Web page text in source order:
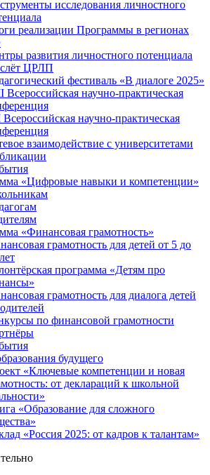
исследования личностного
реализации Программы в регионах
развития личностного потенциала
ЦРЛП
фестиваль «В диалоге 2025»
Всероссийская научно-практическая
научно-практическая
взаимодействие с университетами
«Цифровые навыки и компетенции»
«Финансовая грамотность»
грамотность для детей от 5 до
программа «Детям про
грамотность для диалога детей
по финансовой грамотности
будущего
«Ключевые компетенции и новая
от деклараций к школьной
«Образование для сложного
«Россия 2025: от кадров к талантам»